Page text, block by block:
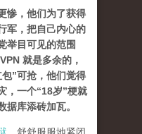
惨，他们为了获得
军，把自己内心的
举目可见的范围
就是多余的，
”可抢，他们觉得
，一个“18岁”梗就
据库添砖加瓦。